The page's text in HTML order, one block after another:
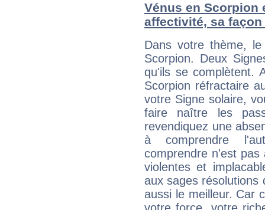
Vénus en Scorpion
affectivité, sa
Dans votre thème,
Scorpion. Deux
qu'ils se complètent.
Scorpion réfractaire
votre Signe solaire,
faire naître les
revendiquez une
à comprendre
comprendre n'est pas
violentes et
aux sages résolutions
aussi le meilleur. Car